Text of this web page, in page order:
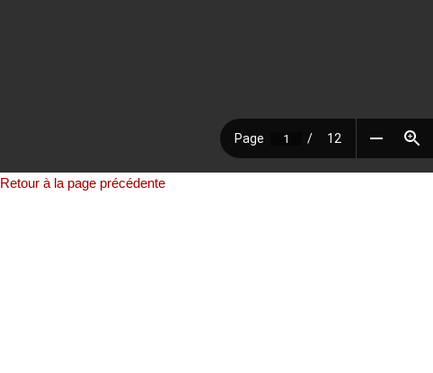
Retour à la page précédente